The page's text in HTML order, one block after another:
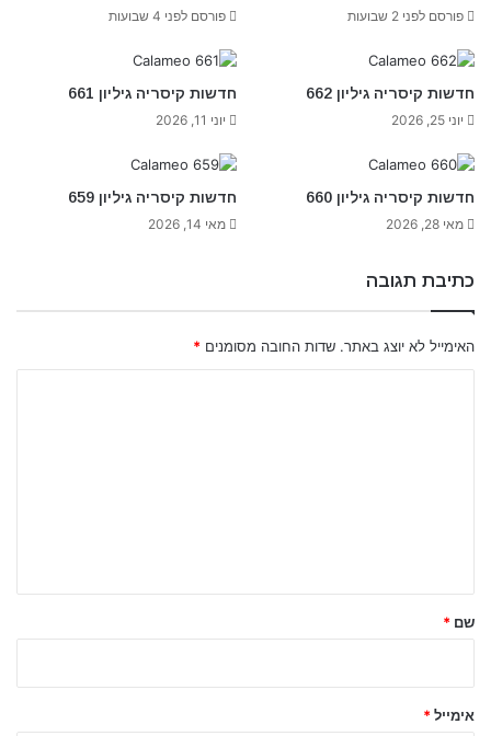
פורסם לפני 2 שבועות פורסם לפני 4 שבועות
חדשות קיסריה גיליון 662
יוני 25, 2026
חדשות קיסריה גיליון 661
יוני 11, 2026
חדשות קיסריה גיליון 660
מאי 28, 2026
חדשות קיסריה גיליון 659
מאי 14, 2026
כתיבת תגובה
האימייל לא יוצג באתר. שדות החובה מסומנים *
ל
שם *
אימייל *